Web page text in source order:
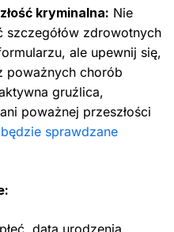
kryminalna: Nie
szczegółów zdrowotnych
ale upewnij się,
poważnych chorób
gruźlica,
poważnej przeszłości
sprawdzane